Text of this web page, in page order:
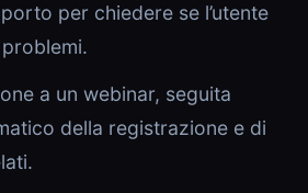
per chiedere se l’utente
a un webinar, seguita
della registrazione e di